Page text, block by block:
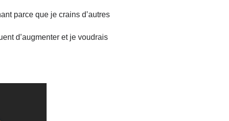
parce que je crains d’autres
d’augmenter et je voudrais